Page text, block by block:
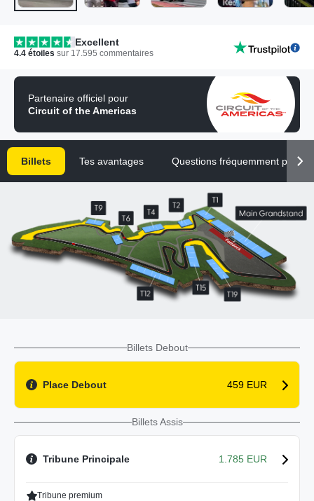
Excellent
4.4 étoiles sur 17.595 commentaires
Partenaire officiel pour
Circuit of the Americas
Billets Tes avantages Questions fréquemment posées
Billets Debout
Place Debout 459 EUR
Billets Assis
Tribune Principale 1.785 EUR
Tribune premium